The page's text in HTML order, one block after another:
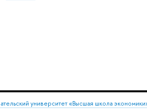
университет «Высшая школа